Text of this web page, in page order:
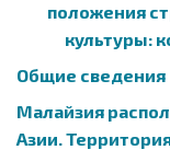
положения
культуры:
Общие сведения
Малайзия
Азии.